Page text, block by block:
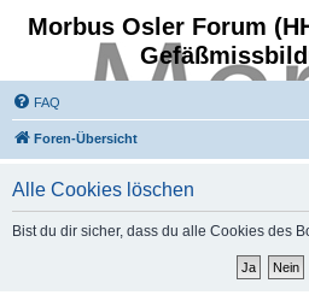
Morbus Osler Forum
FAQ
Foren-Übersicht
Alle Cookies löschen
Bist du dir sicher, dass du alle Cookies des